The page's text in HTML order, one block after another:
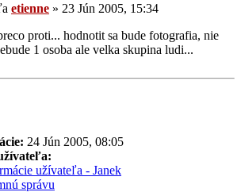
etienne » 23 Jún 2005, 15:34
proti... hodnotit sa bude fotografia, nie
1 osoba ale velka skupina ludi...
24 Jún 2005, 08:05
užívateľa - Janek
správu